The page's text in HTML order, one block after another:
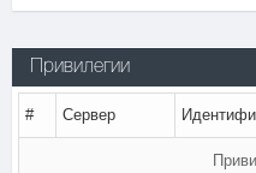
Привилегии
# Сервер